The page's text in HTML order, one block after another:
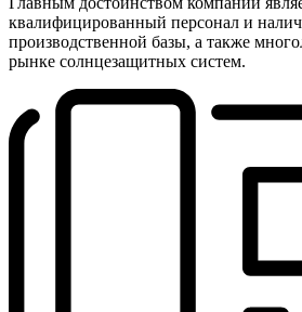
квалифицированный персонал и
производственной базы, а также
рынке солнцезащитных систем.